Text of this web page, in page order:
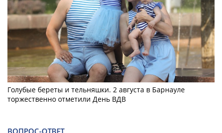
Голубые береты и тельняшки. 2 августа в Барнауле
торжественно отметили День ВДВ